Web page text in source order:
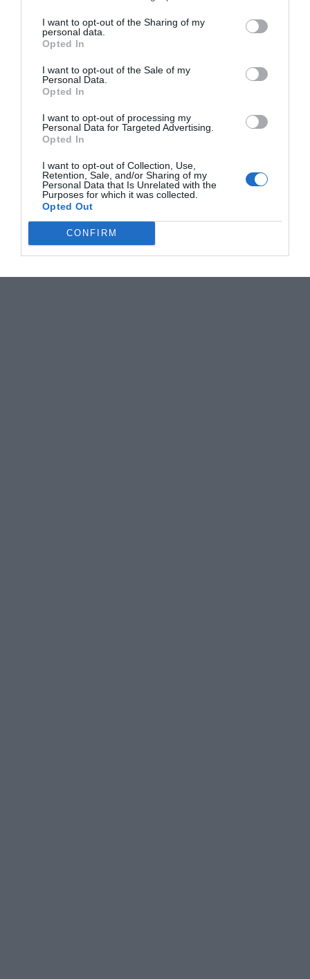
I want to opt-out of the Sharing of my
personal data.
Opted In
I want to opt-out of the Sale of my
Personal Data.
Opted In
I want to opt-out of processing my
Personal Data for Targeted Advertising.
Opted In
I want to opt-out of Collection, Use,
Retention, Sale, and/or Sharing of my
Personal Data that Is Unrelated with the
Purposes for which it was collected.
Opted Out
CONFIRM